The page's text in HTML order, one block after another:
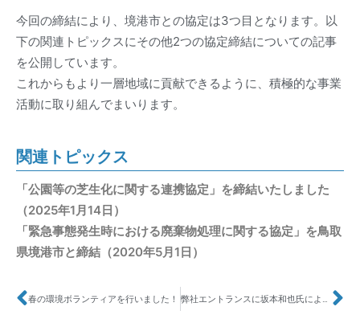
今回の締結により、境港市との協定は3つ目となります。以
下の関連トピックスにその他2つの協定締結についての記事
を公開しています。
これからもより一層地域に貢献できるように、積極的な事業
活動に取り組んでまいります。
関連トピックス
「公園等の芝生化に関する連携協定」を締結いたしました
（2025年1月14日）
「緊急事態発生時における廃棄物処理に関する協定」を鳥取
県境港市と締結（2020年5月1日）
春の環境ボランティアを行いました！ 弊社エントランスに坂本和也氏によるオリジナル作品を設置いたしました。